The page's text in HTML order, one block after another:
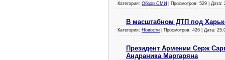
Категория: Обзор СМИ | Просмотров: 529 | Дата:
В масштабном ДТП под
Категория: Новости | Просмотров: 426 | Дата:
Президент Армении Серж
Андраника Маргаряна